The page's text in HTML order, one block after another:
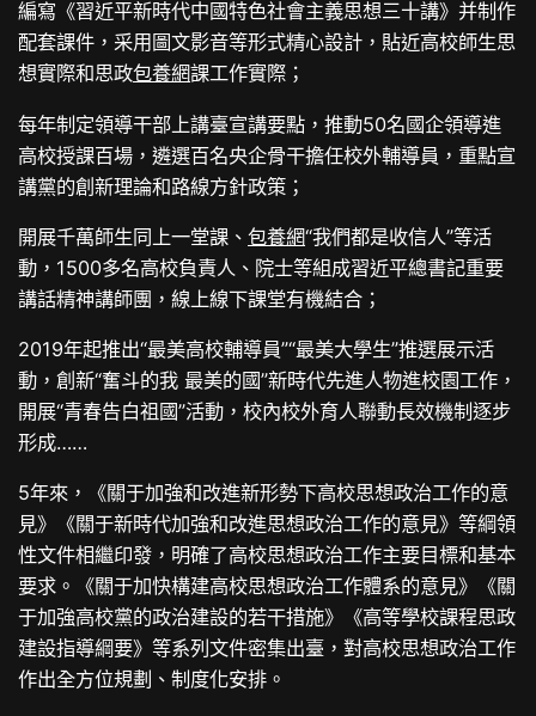
編寫《習近平新時代中國特色社會主義思想三十講》并制作
配套課件，采用圖文影音等形式精心設計，貼近高校師生思
想實際和思政包養網課工作實際；
每年制定領導干部上講臺宣講要點，推動50名國企領導進
高校授課百場，遴選百名央企骨干擔任校外輔導員，重點宣
講黨的創新理論和路線方針政策；
開展千萬師生同上一堂課、包養網“我們都是收信人”等活
動，1500多名高校負責人、院士等組成習近平總書記重要
講話精神講師團，線上線下課堂有機結合；
2019年起推出“最美高校輔導員”“最美大學生”推選展示活
動，創新“奮斗的我 最美的國”新時代先進人物進校園工作，
開展“青春告白祖國”活動，校內校外育人聯動長效機制逐步
形成……
5年來，《關于加強和改進新形勢下高校思想政治工作的意
見》《關于新時代加強和改進思想政治工作的意見》等綱領
性文件相繼印發，明確了高校思想政治工作主要目標和基本
要求。《關于加快構建高校思想政治工作體系的意見》《關
于加強高校黨的政治建設的若干措施》《高等學校課程思政
建設指導綱要》等系列文件密集出臺，對高校思想政治工作
作出全方位規劃、制度化安排。